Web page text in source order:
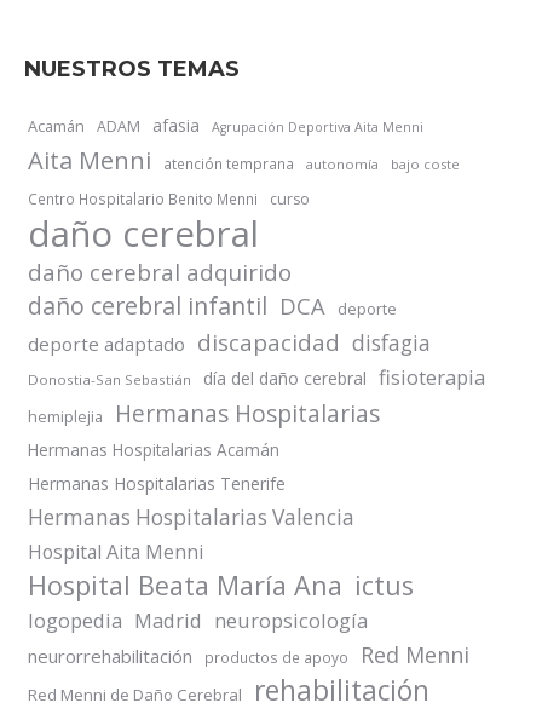
NUESTROS TEMAS
Acamán ADAM afasia Agrupación Deportiva Aita Menni
Aita Menni atención temprana autonomía bajo coste
Centro Hospitalario Benito Menni curso
daño cerebral
daño cerebral adquirido
daño cerebral infantil DCA deporte
deporte adaptado discapacidad disfagia
Donostia-San Sebastián día del daño cerebral fisioterapia
hemiplejia Hermanas Hospitalarias
Hermanas Hospitalarias Acamán
Hermanas Hospitalarias Tenerife
Hermanas Hospitalarias Valencia
Hospital Aita Menni
Hospital Beata María Ana ictus
logopedia Madrid neuropsicología
neurorrehabilitación productos de apoyo Red Menni
Red Menni de Daño Cerebral rehabilitación